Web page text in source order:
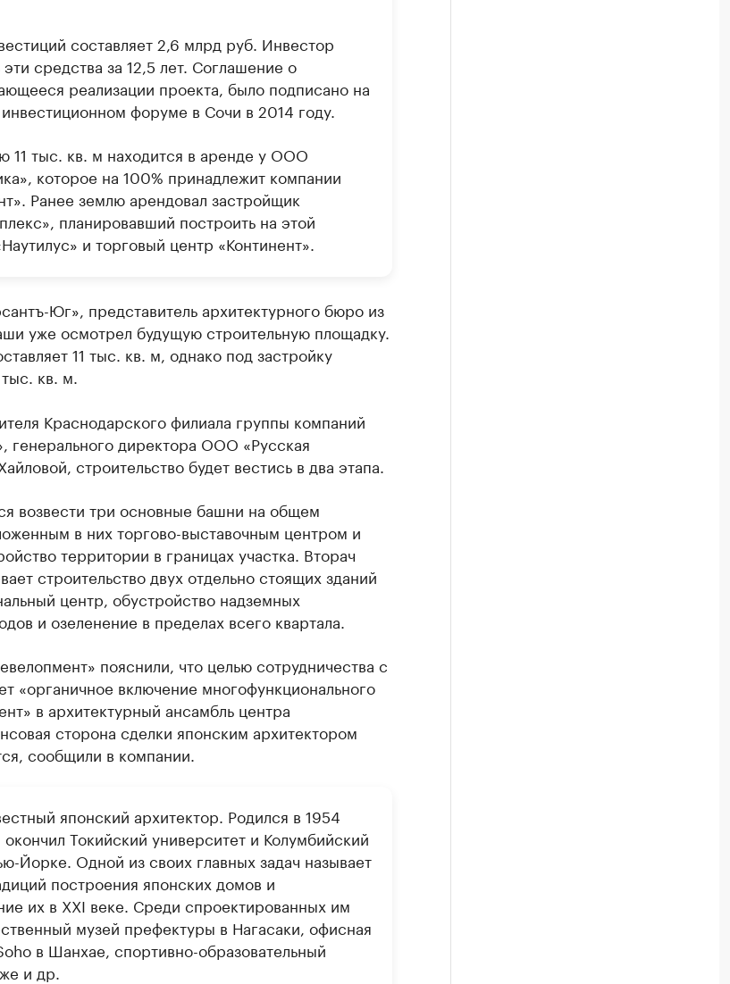
составляет 2,6 млрд руб. Инвестор
средства за 12,5 лет. Соглашение о
реализации проекта, было подписано на
форуме в Сочи в 2014 году.
11 тыс. кв. м находится в аренде у ООО
которое на 100% принадлежит компании
Ранее землю арендовал застройщик
планировавший построить на этой
и торговый центр «Континент».
Юг», представитель архитектурного бюро из
уже осмотрел будущую строительную площадку.
11 тыс. кв. м, однако под застройку
кв. м.
Краснодарского филиала группы компаний
генерального директора ООО «Русская
строительство будет вестись в два этапа.
возвести три основные башни на общем
в них торгово-выставочным центром и
территории в границах участка. Вторач
строительство двух отдельно стоящих зданий
центр, обустройство надземных
и озеленение в пределах всего квартала.
пояснили, что целью сотрудничества с
«органичное включение многофункционального
в архитектурный ансамбль центра
сторона сделки японским архитектором
сообщили в компании.
японский архитектор. Родился в 1954
Токийский университет и Колумбийский
Йорке. Одной из своих главных задач называет
построения японских домов и
их в XXI веке. Среди спроектированных им
музей префектуры в Нагасаки, офисная
в Шанхае, спортивно-образовательный
и др.